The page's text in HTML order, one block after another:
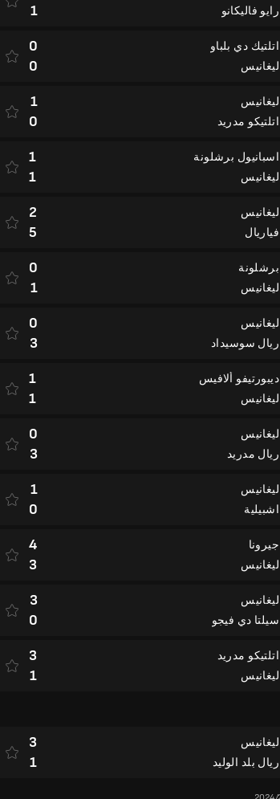
رايو فاليكانو
1
اتلتيك دي بلباو
ليغانيس
0
0
ليغانيس
اتلتيكو مدريد
1
0
اسبانيول برشلونة
ليغانيس
1
1
ليغانيس
فياريال
2
5
برشلونة
ليغانيس
0
1
ليغانيس
ريال سوسيداد
0
3
ديبورتيفو ألافيس
ليغانيس
1
1
ليغانيس
ريال مدريد
0
3
ليغانيس
اشبيلية
1
0
جيرونا
ليغانيس
4
3
ليغانيس
سيلتا دي فيجو
3
0
اتلتيكو مدريد
ليغانيس
3
1
ليغانيس
ريال بلد الوليد
3
1